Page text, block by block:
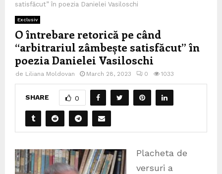
satisfăcut” în poezia Danielei Vasiloschi
Exclusiv
O întrebare retorică pe când
“arbitrariul zâmbește satisfăcut” în
poezia Danielei Vasiloschi
de Liliana Moldovan March 28, 2023 0 1033
SHARE 0
Placheta de
versuri a